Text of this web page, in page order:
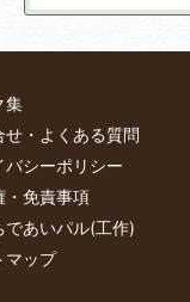
集
せ・よくある質問
バシーポリシー
・免責事項
であいパル(工作)
マップ